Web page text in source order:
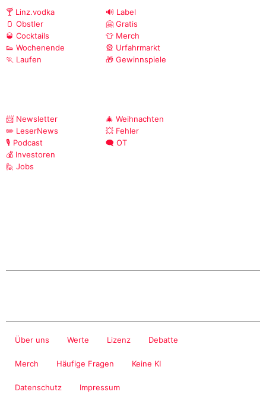
🍸 Linz.vodka
🫙 Obstler
🥃 Cocktails
👟 Wochenende
🏃 Laufen
🔊 Label
🤗 Gratis
👕 Merch
🎡 Urfahrmarkt
🎁 Gewinnspiele
📨 Newsletter
✏️ LeserNews
🎙️ Podcast
💰 Investoren
🙋 Jobs
🎄 Weihnachten
💥 Fehler
🗨️ OT
Über uns Werte Lizenz Debatte
Merch Häufige Fragen Keine KI
Datenschutz Impressum